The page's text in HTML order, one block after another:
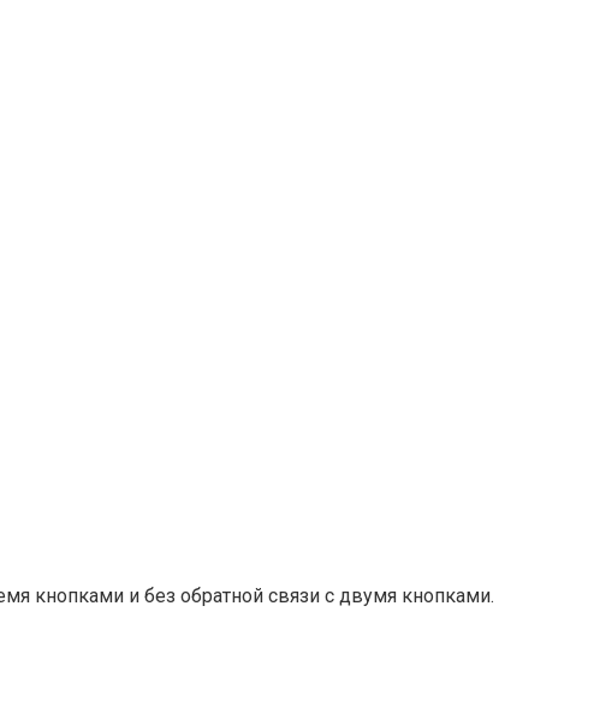
кнопками и без обратной связи с двумя кнопками.